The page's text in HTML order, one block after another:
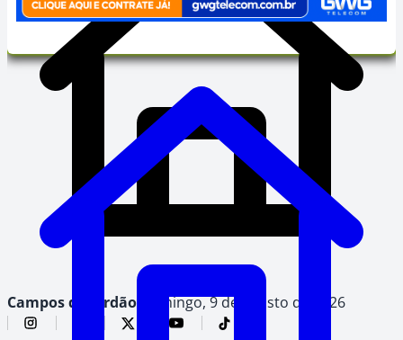
Campos do Jordão, domingo, 9 de agosto de 2026